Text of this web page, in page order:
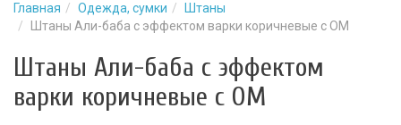
Главная Одежда, сумки
Штаны
Штаны Али-баба с эффектом варки коричневые с ОМ
Штаны Али-баба с эффектом
варки коричневые с ОМ